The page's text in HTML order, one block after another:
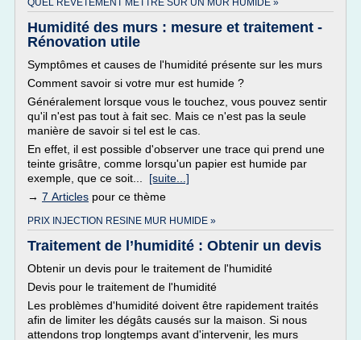
QUEL REVETEMENT METTRE SUR UN MUR HUMIDE »
Humidité des murs : mesure et traitement -
Rénovation utile
Symptômes et causes de l'humidité présente sur les murs
Comment savoir si votre mur est humide ?
Généralement lorsque vous le touchez, vous pouvez sentir
qu'il n'est pas tout à fait sec. Mais ce n'est pas la seule
manière de savoir si tel est le cas.
En effet, il est possible d'observer une trace qui prend une
teinte grisâtre, comme lorsqu'un papier est humide par
exemple, que ce soit... [suite...]
→ 7 Articles pour ce thème
PRIX INJECTION RESINE MUR HUMIDE »
Traitement de l’humidité : Obtenir un devis
Obtenir un devis pour le traitement de l'humidité
Devis pour le traitement de l'humidité
Les problèmes d'humidité doivent être rapidement traités
afin de limiter les dégâts causés sur la maison. Si nous
attendons trop longtemps avant d'intervenir, les murs